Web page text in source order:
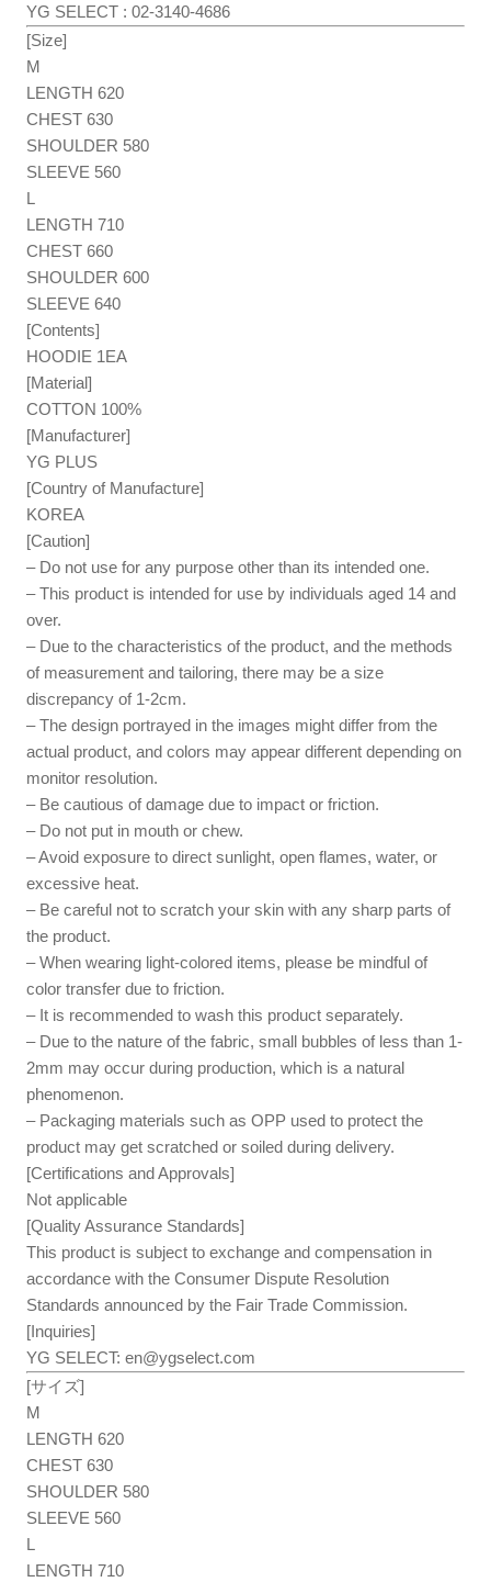
YG SELECT : 02-3140-4686
[Size]
M
LENGTH 620
CHEST 630
SHOULDER 580
SLEEVE 560
L
LENGTH 710
CHEST 660
SHOULDER 600
SLEEVE 640
[Contents]
HOODIE 1EA
[Material]
COTTON 100%
[Manufacturer]
YG PLUS
[Country of Manufacture]
KOREA
[Caution]
– Do not use for any purpose other than its intended one.
– This product is intended for use by individuals aged 14 and
over.
– Due to the characteristics of the product, and the methods
of measurement and tailoring, there may be a size
discrepancy of 1-2cm.
– The design portrayed in the images might differ from the
actual product, and colors may appear different depending on
monitor resolution.
– Be cautious of damage due to impact or friction.
– Do not put in mouth or chew.
– Avoid exposure to direct sunlight, open flames, water, or
excessive heat.
– Be careful not to scratch your skin with any sharp parts of
the product.
– When wearing light-colored items, please be mindful of
color transfer due to friction.
– It is recommended to wash this product separately.
– Due to the nature of the fabric, small bubbles of less than 1-
2mm may occur during production, which is a natural
phenomenon.
– Packaging materials such as OPP used to protect the
product may get scratched or soiled during delivery.
[Certifications and Approvals]
Not applicable
[Quality Assurance Standards]
This product is subject to exchange and compensation in
accordance with the Consumer Dispute Resolution
Standards announced by the Fair Trade Commission.
[Inquiries]
YG SELECT:en@ygselect.com
[サイズ]
M
LENGTH 620
CHEST 630
SHOULDER 580
SLEEVE 560
L
LENGTH 710